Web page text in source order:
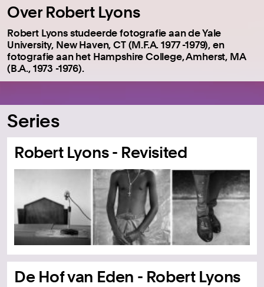
Over Robert Lyons
Robert Lyons studeerde fotografie aan de Yale
University, New Haven, CT (M.F.A. 1977 -1979), en
fotografie aan het Hampshire College, Amherst, MA
(B.A., 1973 -1976).
Series
Robert Lyons - Revisited
De Hof van Eden - Robert Lyons